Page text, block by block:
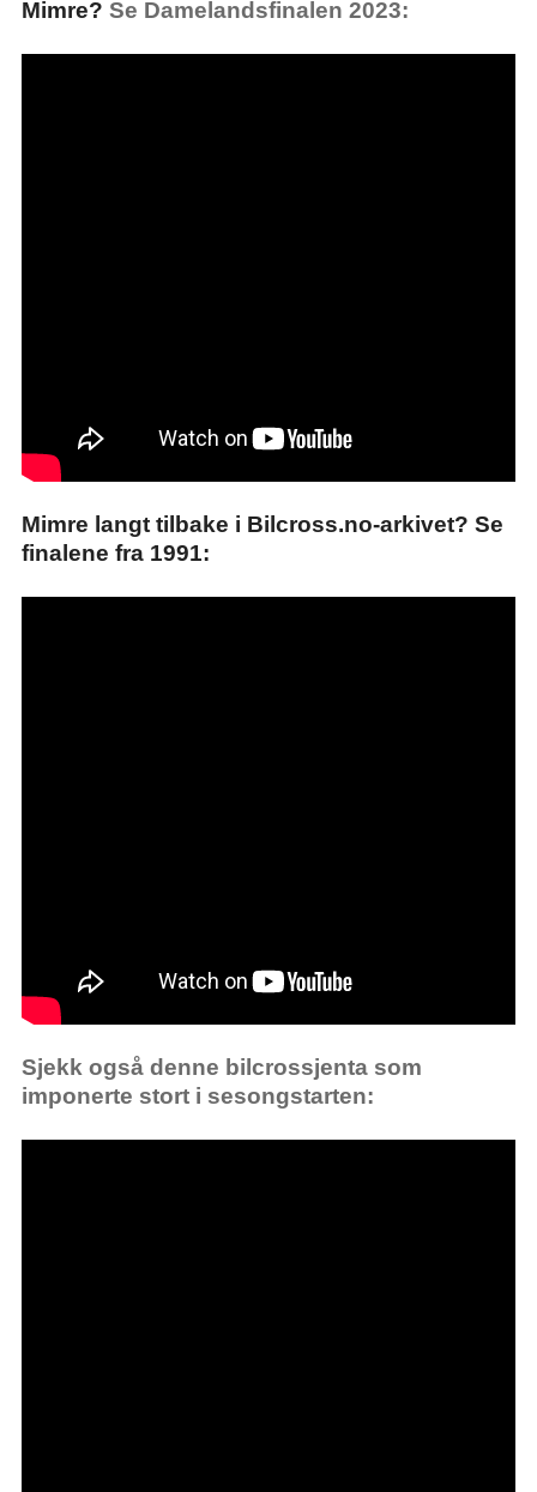
Mimre? Se Damelandsfinalen 2023:
Mimre langt tilbake i Bilcross.no-arkivet? Se
finalene fra 1991:
Sjekk også denne bilcrossjenta som
imponerte stort i sesongstarten: